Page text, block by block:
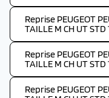
Reprise PEUGEOT
TAILLE M CH UT STD
Reprise PEUGEOT
TAILLE M CH UT
Reprise PEUGEOT